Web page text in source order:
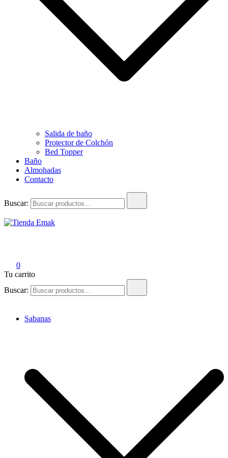
Salida de baño
Protector de Colchón
Bed Topper
Baño
Almohadas
Contacto
Buscar:
0
Tu carrito
Buscar:
Sabanas